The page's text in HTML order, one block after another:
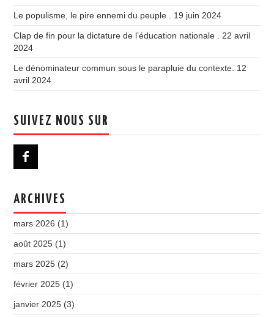
Le populisme, le pire ennemi du peuple . 19 juin 2024
Clap de fin pour la dictature de l’éducation nationale .
22 avril
2024
Le dénominateur commun sous le parapluie du contexte. 12
avril 2024
SUIVEZ NOUS SUR
ARCHIVES
mars 2026 (1)
août 2025 (1)
mars 2025 (2)
février 2025 (1)
janvier 2025 (3)